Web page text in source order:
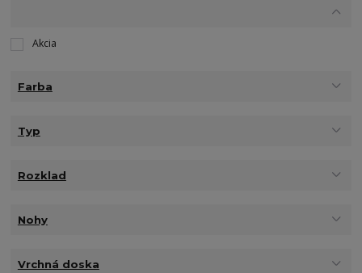
Akcia
Farba
Typ
Rozklad
Nohy
Vrchná doska